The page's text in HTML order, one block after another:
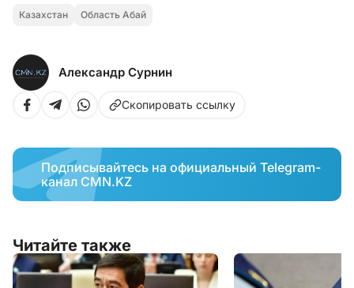
Казахстан Область Абай
Александр Сурнин
Скопировать ссылку
Подписывайтесь на официальный Telegram-
канал CMN.KZ
Читайте также